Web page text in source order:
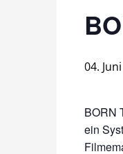
04.
BORN
ein